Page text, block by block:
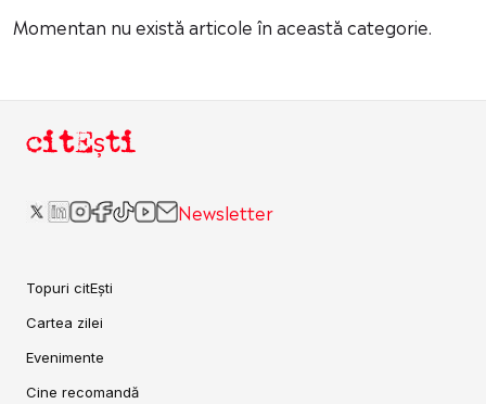
Momentan nu există articole în această categorie.
citEști
Newsletter
Topuri citEști
Cartea zilei
Evenimente
Cine recomandă